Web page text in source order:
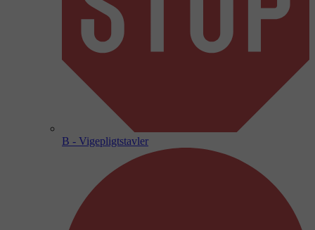
B - Vigepligtstavler